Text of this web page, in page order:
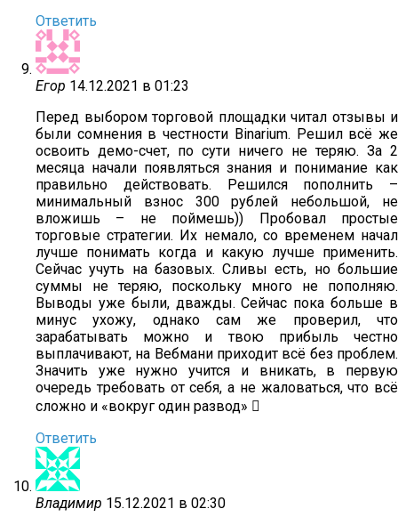
Ответить
Егор 14.12.2021 в 01:23
Перед выбором торговой площадки читал отзывы и
были сомнения в честности Binarium. Решил всё же
освоить демо-счет, по сути ничего не теряю. За 2
месяца начали появляться знания и понимание как
правильно действовать. Решился пополнить –
минимальный взнос 300 рублей небольшой, не
вложишь – не поймешь)) Пробовал простые
торговые стратегии. Их немало, со временем начал
лучше понимать когда и какую лучше применить.
Сейчас учуть на базовых. Сливы есть, но большие
суммы не теряю, поскольку много не пополняю.
Выводы уже были, дважды. Сейчас пока больше в
минус ухожу, однако сам же проверил, что
зарабатывать можно и твою прибыль честно
выплачивают, на Вебмани приходит всё без проблем.
Значить уже нужно учится и вникать, в первую
очередь требовать от себя, а не жаловаться, что всё
сложно и «вокруг один развод» 
Ответить
Владимир 15.12.2021 в 02:30